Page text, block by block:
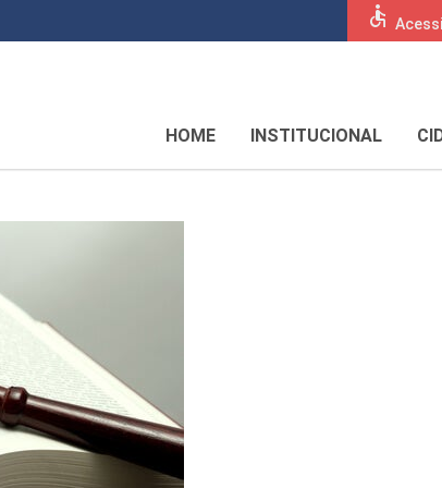
accessible
HOME INSTITUCIONAL